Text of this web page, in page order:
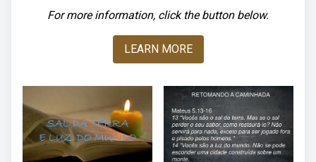
For more information, click the button below.
LEARN MORE